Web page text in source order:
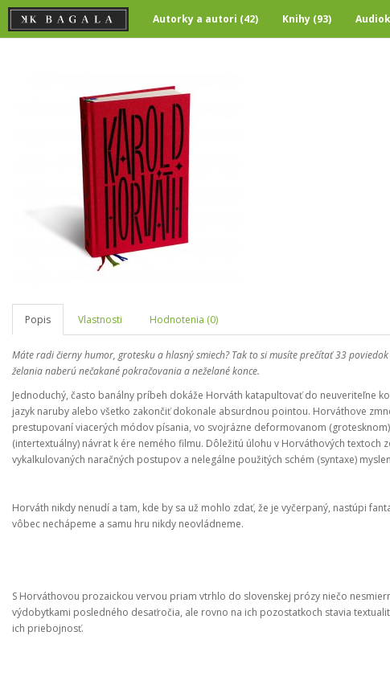
Autorky a autori (42) Knihy (93)
Popis Vlastnosti Hodnotenia (0)
Máte radi čierny humor, grotesku a hlasný smiech? Tak to si musíte prečítať 33
želania naberú nečakané pokračovania a neželané konce.
Jednoduchý, často banálny príbeh dokáže Horváth katapultovať do neuveriteľne
jazyk naruby alebo všetko zakončiť dokonale absurdnou pointou. Horváthove
prestupovaní viacerých módov písania, vo svojrázne deformovanom
(intertextuálny) návrat k ére nemého filmu. Dôležitú úlohu v Horváthových textoch
vykalkulovaných naračných postupov a nelegálne použitých schém (syntaxe)
Horváth nikdy nenudí a tam, kde by sa už mohlo zdať, že je vyčerpaný, nastúpi
vôbec nechápeme a samu hru nikdy neovládneme.
S Horváthovou prozaickou vervou priam vtrhlo do slovenskej prózy niečo
výdobytkami posledného desaťročia, ale rovno na ich pozostatkoch stavia
ich priebojnosť.